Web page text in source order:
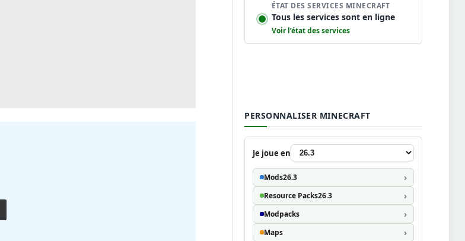
ÉTAT DES SERVICES MINECRAFT
Tous les services sont en ligne
Voir l’état des services
PERSONNALISER MINECRAFT
Je joue en
Mods26.3
Resource Packs26.3
Modpacks
Maps